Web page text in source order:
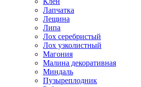
Лапчатка
Лещина
Липа
Лох серебристый
Лох узколистный
Магония
Малина декоративная
Миндаль
Пузыреплодник